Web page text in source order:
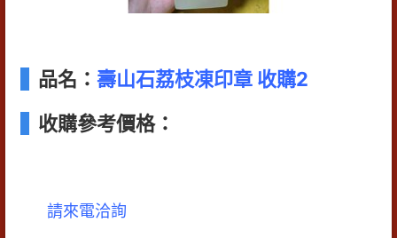
品名： 壽山石荔枝凍印章 收購2
收購參考價格：
請來電洽詢